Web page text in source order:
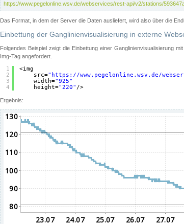
https://www.pegelonline.wsv.de/webservices/rest-api/v2/stations/
Das Format, in dem der Server die Daten ausliefert, wird also über die
Einbettung der Ganglinienvisualisierung in externe
Folgendes Beispiel zeigt die Einbettung einer Ganglinienvisualisierung
Img-Tag angefordert.
1
2
3
4
<img
src=" https://www.pegelonline.wsv.de/
width="925"
height="220" />
Ergebnis: